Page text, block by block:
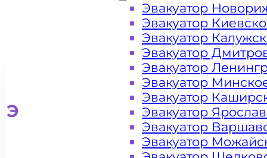
Эвакуатор для легковых
Эвакуатор
Эвакуатор
Эвакуатор
Эвакуатор
Эвакуатор
Эвакуатор
Эвакуатор
Эвакуатор
Эвакуатор
Эвакуатор